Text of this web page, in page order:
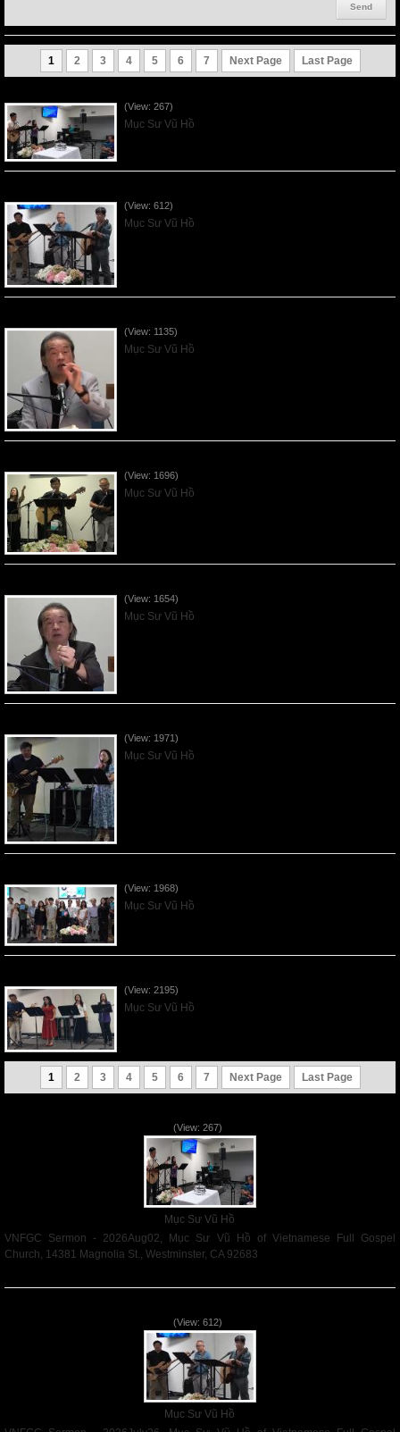
1 2 3 4 5 6 7 Next Page Last Page
(View: 267)
Mục Sư Vũ Hồ
(View: 612)
Mục Sư Vũ Hồ
(View: 1135)
Mục Sư Vũ Hồ
(View: 1696)
Mục Sư Vũ Hồ
(View: 1654)
Mục Sư Vũ Hồ
(View: 1971)
Mục Sư Vũ Hồ
(View: 1968)
Mục Sư Vũ Hồ
(View: 2195)
Mục Sư Vũ Hồ
1 2 3 4 5 6 7 Next Page Last Page
(View: 267)
Mục Sư Vũ Hồ
VNFGC Sermon - 2026Aug02, Mục Sư Vũ Hồ of Vietnamese Full Gospel
Church, 14381 Magnolia St., Westminster, CA 92683
(View: 612)
Mục Sư Vũ Hồ